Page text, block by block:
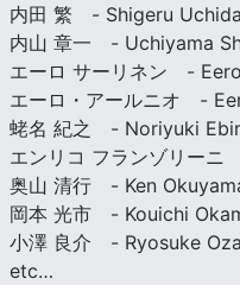
内田 繁 - Shigeru
内山 章一 - Uchiyama
エーロ サーリネン -
エーロ・アールニオ -
蛯名 紀之 - Noriyuki
エンリコ フランゾリー
奥山 清行 - Ken
岡本 光市 - Kouichi
小澤 良介 - Ryosuke
etc…